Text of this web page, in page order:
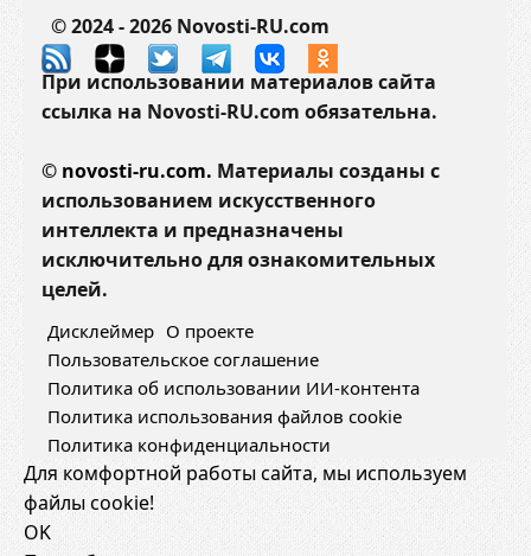
© 2024 - 2026 Novosti-RU.com
При использовании материалов сайта
ссылка на Novosti-RU.com обязательна.
© novosti-ru.com. Материалы созданы с
использованием искусственного
интеллекта и предназначены
исключительно для ознакомительных
целей.
Дисклеймер О проекте
Пользовательское соглашение
Политика об использовании ИИ-контента
Политика использования файлов cookie
Политика конфиденциальности
Для комфортной работы сайта, мы используем
файлы cookie!
OK